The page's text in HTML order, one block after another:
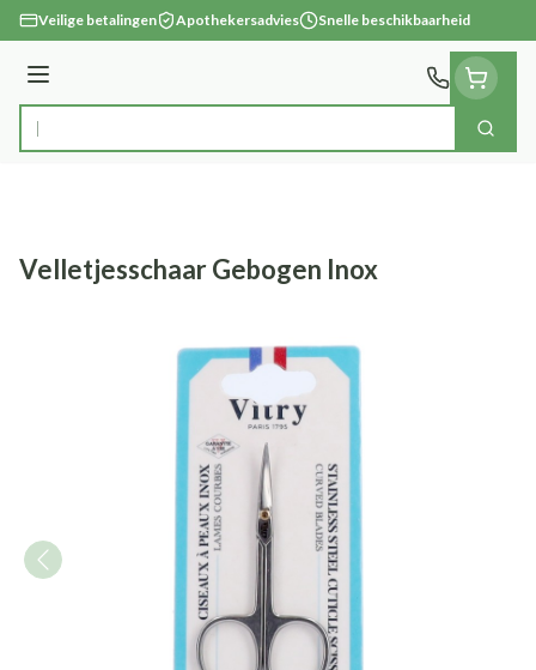
Ga naar de inhoud
Veilige betalingen Apothekersadvies Snelle beschikbaarheid
Menu
Product, merk, categorie... Zoek
Velletjesschaar Gebogen Inox